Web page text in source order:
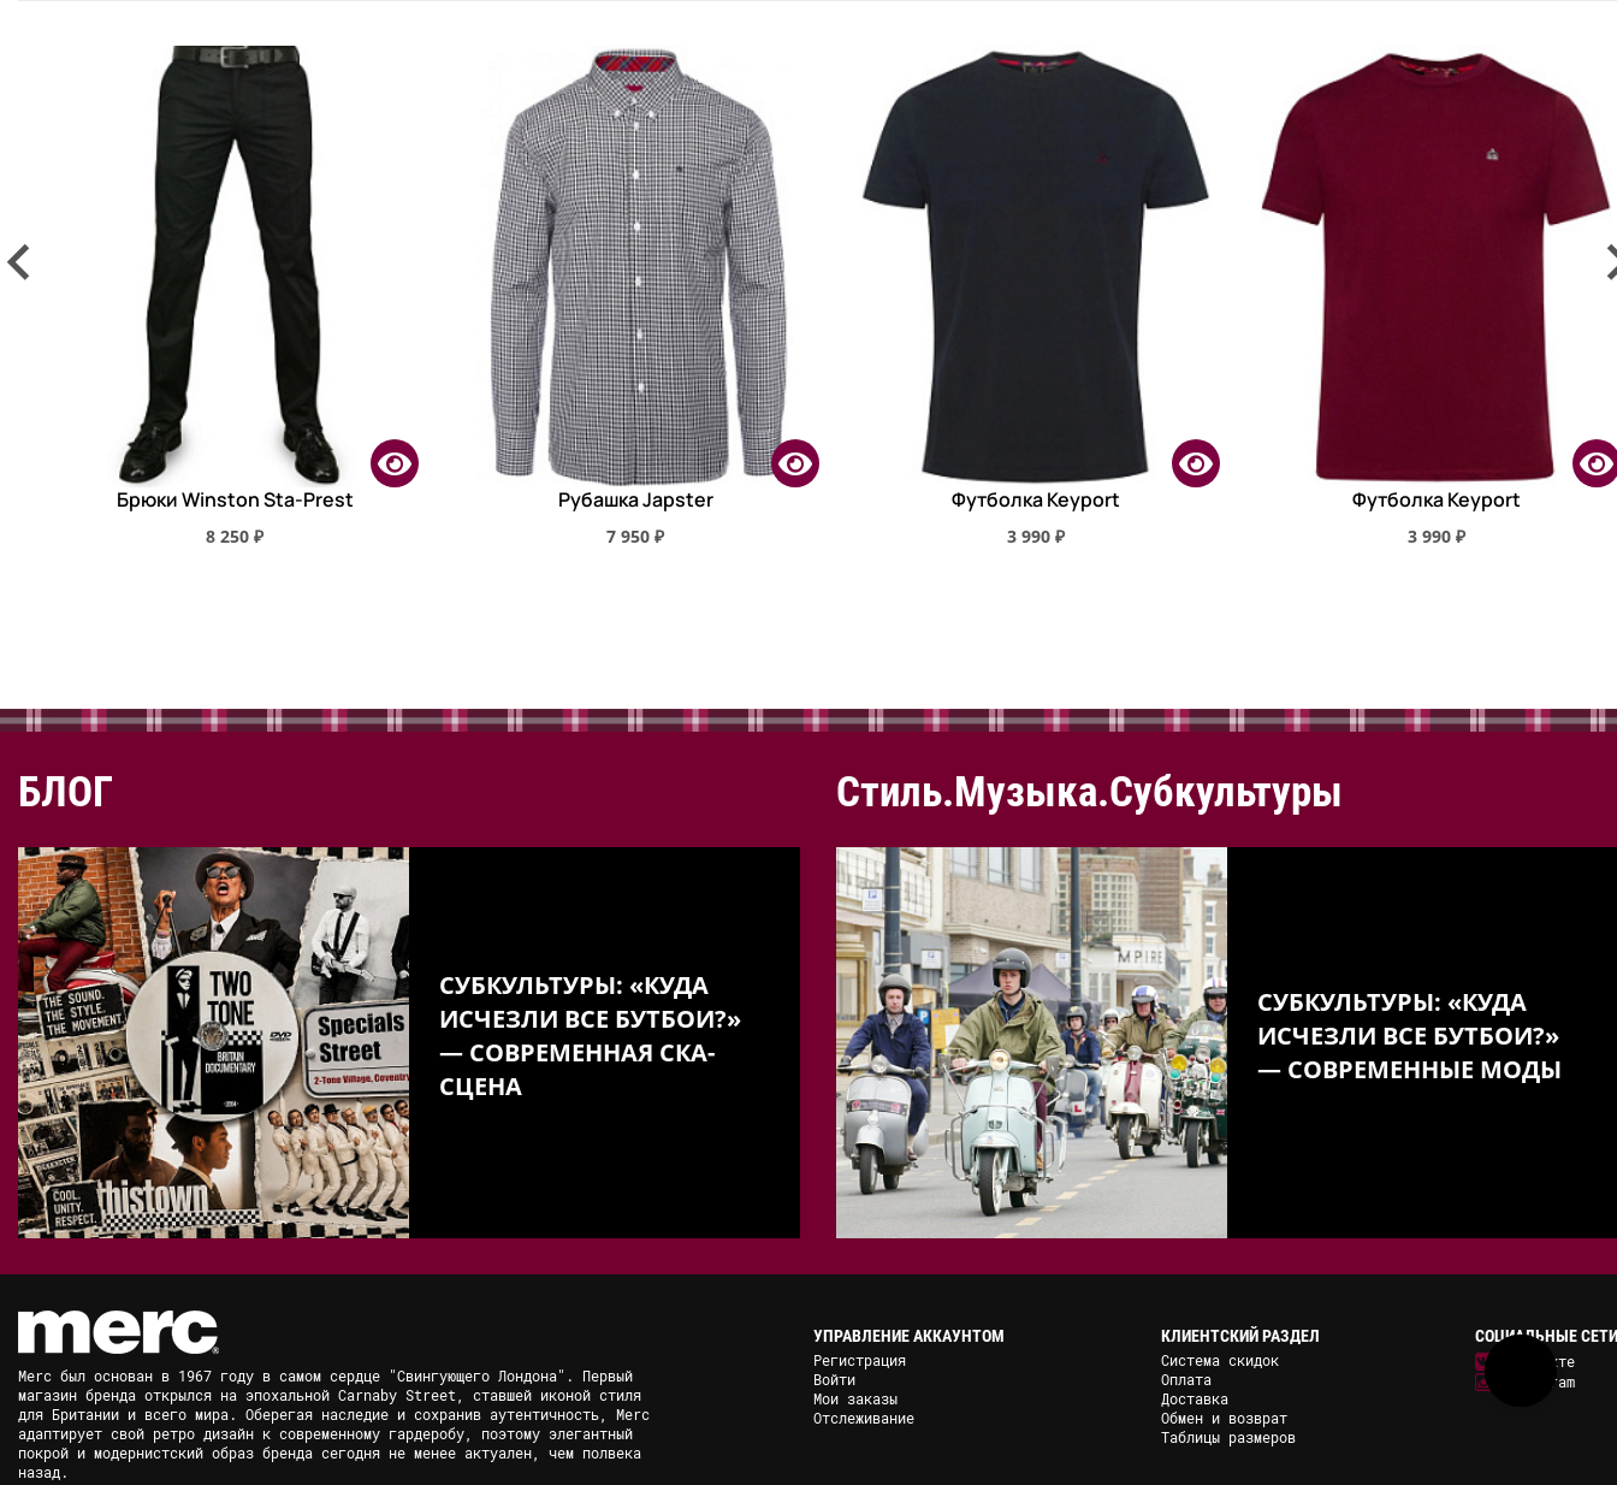
Брюки Winston Sta-Prest
8 250 ₽
Рубашка Japster
7 950 ₽
Футболка Keyport
3 990 ₽
Футболка Keyport
3 990 ₽
БЛОГ
СУБКУЛЬТУРЫ: «КУДА
ИСЧЕЗЛИ ВСЕ БУТБОИ?»
— СОВРЕМЕННАЯ СКА-
СЦЕНА
Стиль.Музыка.Субкультуры
СУБКУЛЬТУРЫ: «КУДА
ИСЧЕЗЛИ ВСЕ БУТБОИ?»
— СОВРЕМЕННЫЕ МОДЫ
Merc был основан в 1967 году в самом сердце "Свингующего Лондона". Первый
магазин бренда открылся на эпохальной Carnaby Street, ставшей иконой стиля
для Британии и всего мира. Оберегая наследие и сохранив аутентичность, Merc
адаптирует свой ретро дизайн к современному гардеробу, поэтому элегантный
покрой и модернистский образ бренда сегодня не менее актуален, чем полвека
назад.
УПРАВЛЕНИЕ АККАУНТОМ
Регистрация
Войти
Мои заказы
Отслеживание
КЛИЕНТСКИЙ РАЗДЕЛ
Система скидок
Оплата
Доставка
Обмен и возврат
Таблицы размеров
СОЦИАЛЬНЫЕ СЕТИ
ВКонтакте
Instagram